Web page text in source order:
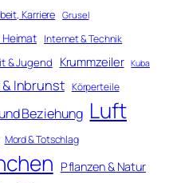
Karriere Grusel
Heimat Internet & Technik
& Jugend Krummzeiler Kuba
Inbrunst Körperteile
Beziehung Luft
Mord & Totschlag
Pflanzen & Natur